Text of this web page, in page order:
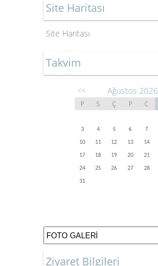
Site Haritası
Site Haritası
Takvim
<< Ağustos 2026
P S Ç P C
3
4 5 6 7
10
11 12 13 14
17
18 19 20 21
24
25 26 27 28
31
Ziyaret Bilgileri